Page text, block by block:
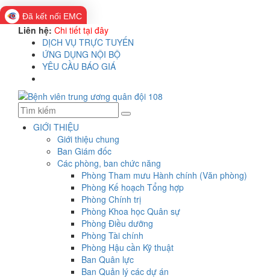
Đã kết nối EMC
Liên hệ: Chi tiết tại đây
DỊCH VỤ TRỰC TUYẾN
ỨNG DỤNG NỘI BỘ
YÊU CẦU BÁO GIÁ
GIỚI THIỆU
Giới thiệu chung
Ban Giám đốc
Các phòng, ban chức năng
Phòng Tham mưu Hành chính (Văn phòng)
Phòng Kế hoạch Tổng hợp
Phòng Chính trị
Phòng Khoa học Quân sự
Phòng Điều dưỡng
Phòng Tài chính
Phòng Hậu cần Kỹ thuật
Ban Quân lực
Ban Quản lý các dự án